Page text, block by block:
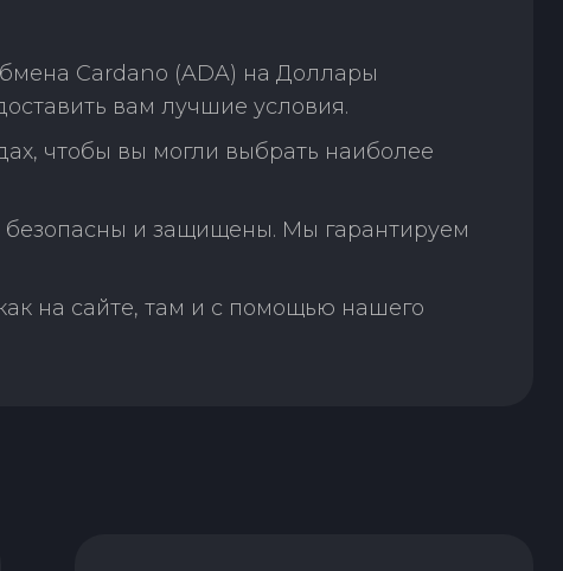
Cardano (ADA) на Доллары
вам лучшие условия.
чтобы вы могли выбрать наиболее
и защищены. Мы гарантируем
на сайте, там и с помощью нашего